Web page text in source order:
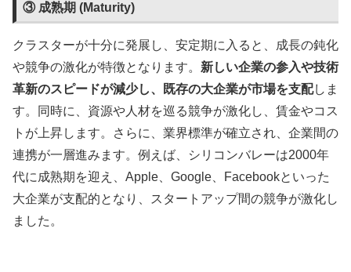
③ 成熟期 (Maturity)
クラスターが十分に発展し、安定期に入ると、成長の鈍化
や競争の激化が特徴となります。 新しい企業の参入や技術
革新のスピードが減少し、既存の大企業が市場を支配しま
す。同時に、資源や人材を巡る競争が激化し、賃金やコス
トが上昇します。さらに、業界標準が確立され、企業間の
連携が一層進みます。例えば、シリコンバレーは2000年
代に成熟期を迎え、Apple、Google、Facebookといった
大企業が支配的となり、スタートアップ間の競争が激化し
ました。